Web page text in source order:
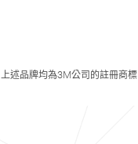
上述品牌均為3M公司的註冊商標